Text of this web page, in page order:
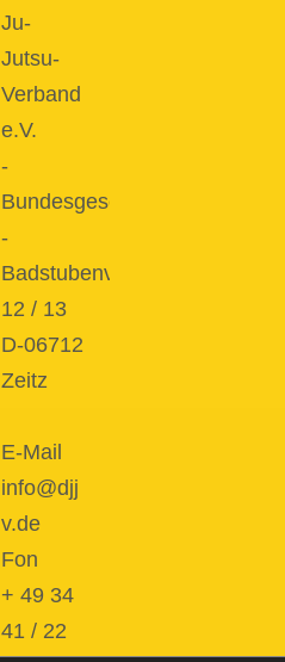
Ju-
Jutsu-
Verband
e.V.
-
Bundesgeschäftsstelle
-
Badstubenvorstadt
12 / 13
D-06712
Zeitz
E-Mail
info@djj
v.de
Fon
+ 49 34
41 / 22